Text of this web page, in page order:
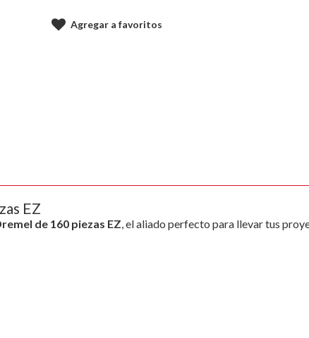
Agregar a favoritos
EZ
de 160 piezas EZ, el aliado perfecto para llevar tus